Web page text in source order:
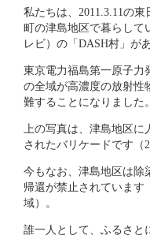
私たちは、2011.3.11の
町の津島地区で暮らして
レビ）の「DASH村」が
東京電力福島第一原子力
の全域が高濃度の放射性
難することになりました。
上の写真は、津島地区に
されたバリケードです（
今もなお、津島地区は除
帰還が禁止されています
域）。
誰一人として、ふるさと